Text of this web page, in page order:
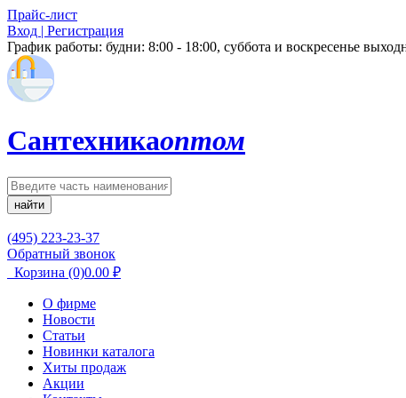
Прайс-лист
Вход | Регистрация
График работы: будни: 8:00 - 18:00, суббота и воскресенье
Сантехникаоптом
найти
(495) 223-23-37
Обратный звонок
Корзина (0)0.00 ₽
О фирме
Новости
Статьи
Новинки каталога
Хиты продаж
Акции